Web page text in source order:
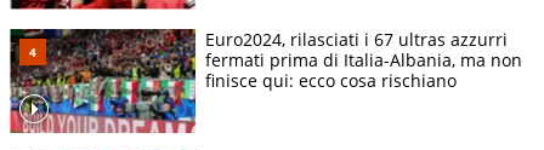
Euro2024, rilasciati i 67 ultras azzurri
fermati prima di Italia-Albania, ma non
finisce qui: ecco cosa rischiano